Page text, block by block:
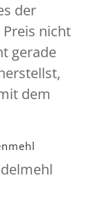
der
nicht
gerade
dem